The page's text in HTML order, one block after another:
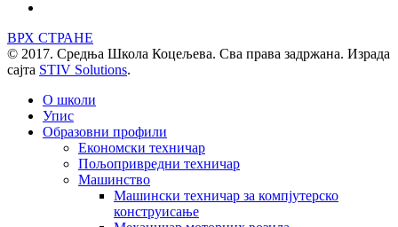
ВРХ СТРАНЕ
© 2017. Средња Школа Коцељева. Сва права задржана. Израда
сајта STIV Solutions.
О школи
Упис
Образовни профили
Економски техничар
Пољопривредни техничар
Машинство
Машински техничар за компјутерско
конструисање